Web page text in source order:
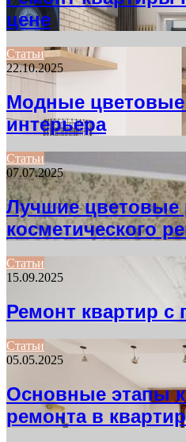
цене
Статьи
22.10.2025
Модные
интерьера
Статьи
07.07.2025
Лучшие цветовые
косметического
Статьи
15.09.2025
Ремонт квартир с
Статьи
05.05.2025
Основные этапы
ремонта в